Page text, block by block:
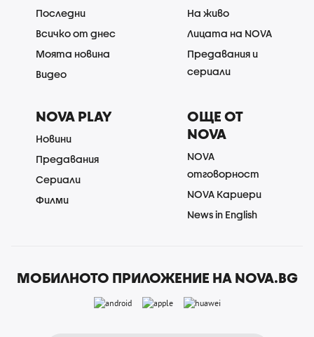
Последни
Всичко от днес
Моята новина
Видео
На живо
Лицата на NOVA
Предавания и
сериали
NOVA PLAY
Новини
Предавания
Сериали
Филми
ОЩЕ ОТ
NOVA
NOVA
отговорност
NOVA Кариери
News in English
МОБИЛНОТО ПРИЛОЖЕНИЕ НА NOVA.BG